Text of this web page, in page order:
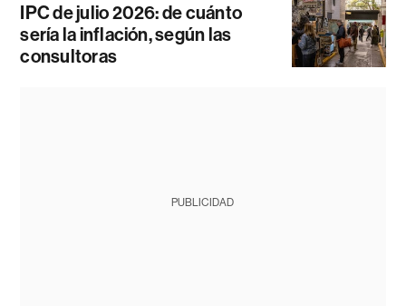
IPC de julio 2026: de cuánto
sería la inflación, según las
consultoras
PUBLICIDAD